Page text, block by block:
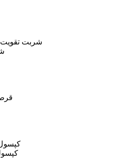
شربت تقویت